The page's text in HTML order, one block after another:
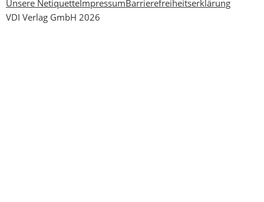
Unsere NetiquetteImpressumBarrierefreiheitserklärung
VDI Verlag GmbH 2026